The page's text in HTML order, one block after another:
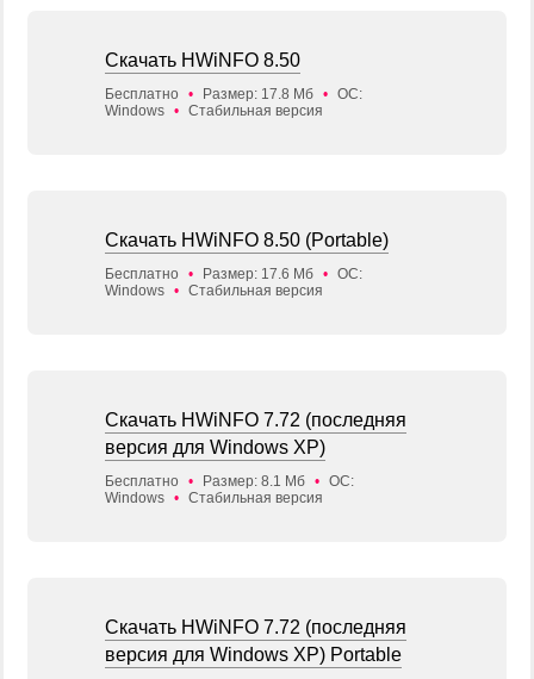
Скачать HWiNFO 8.50
Бесплатно • Размер: 17.8 Мб • ОС:
Windows • Стабильная версия
Скачать HWiNFO 8.50 (Portable)
Бесплатно • Размер: 17.6 Мб • ОС:
Windows • Стабильная версия
Скачать HWiNFO 7.72 (последняя
версия для Windows XP)
Бесплатно • Размер: 8.1 Мб • ОС:
Windows • Стабильная версия
Скачать HWiNFO 7.72 (последняя
версия для Windows XP) Portable